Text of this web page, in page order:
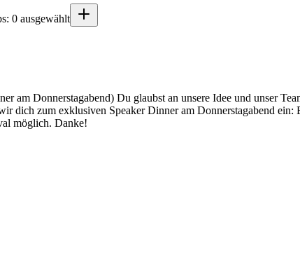
0 ausgewählt
am Donnerstagabend) Du glaubst an unsere Idee und unser
dich zum exklusiven Speaker Dinner am Donnerstagabend
möglich. Danke!